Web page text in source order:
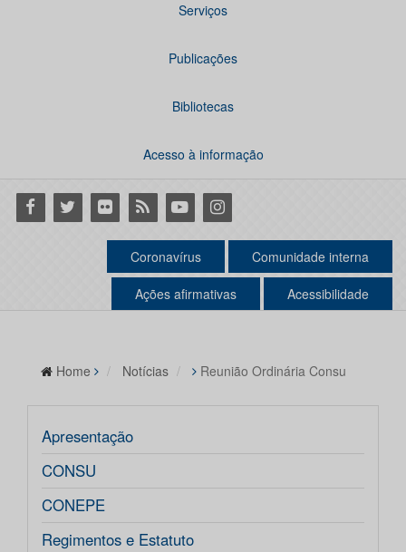
Serviços
Publicações
Bibliotecas
Acesso à informação
Facebook
Twitter Flickr RSS YoutubeInstagram
Coronavírus Comunidade interna
Ações afirmativas Acessibilidade
Home Notícias Reunião Ordinária Consu
Apresentação
CONSU
CONEPE
Regimentos e Estatuto